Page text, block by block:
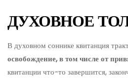
ДУХОВНОЕ
В духовном соннике квитанция
освобождение, в том числе от
квитанции что-то завершится,